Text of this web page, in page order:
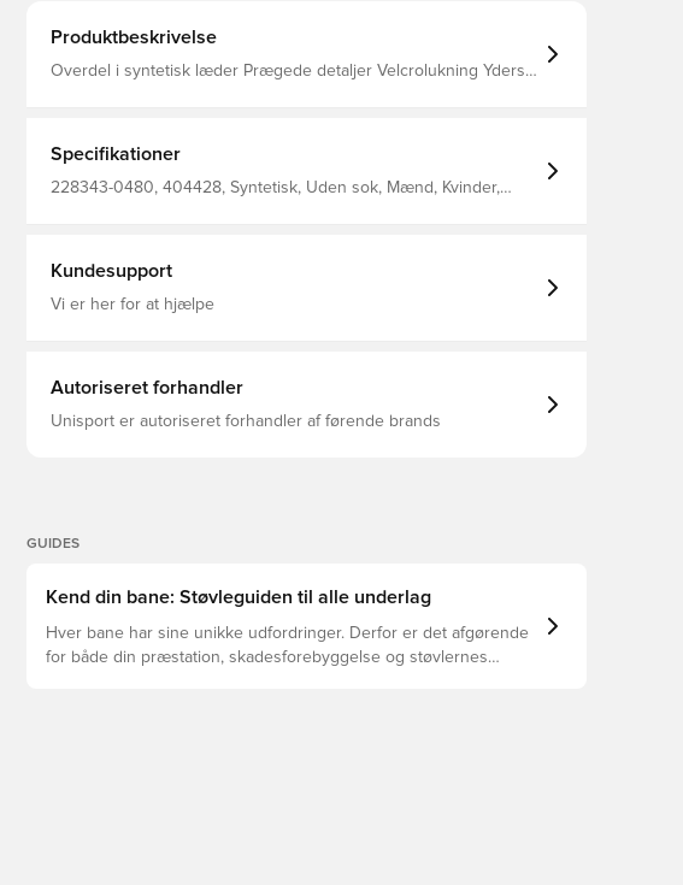
Produktbeskrivelse
Overdel i syntetisk læder Prægede detaljer Velcrolukning Ydersål
Specifikationer
228343-0480, 404428, Syntetisk, Uden sok, Mænd, Kvinder,
Kundesupport
Vi er her for at hjælpe
Autoriseret forhandler
Unisport er autoriseret forhandler af førende brands
GUIDES
Kend din bane: Støvleguiden til alle underlag
Hver bane har sine unikke udfordringer. Derfor er det afgørende
for både din præstation, skadesforebyggelse og støvlernes